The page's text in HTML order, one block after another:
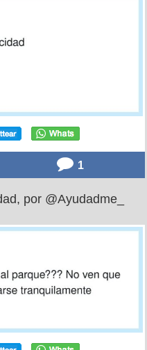
1
por @Ayudadme_